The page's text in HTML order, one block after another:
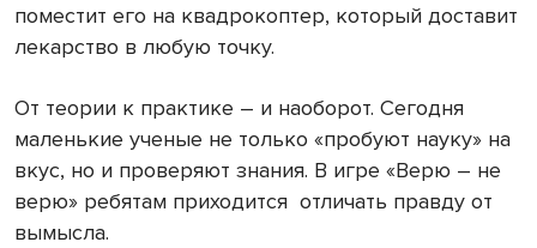
поместит его на квадрокоптер, который доставит
лекарство в любую точку.
От теории к практике – и наоборот. Сегодня
маленькие ученые не только «пробуют науку» на
вкус, но и проверяют знания. В игре «Верю – не
верю» ребятам приходится отличать правду от
вымысла.